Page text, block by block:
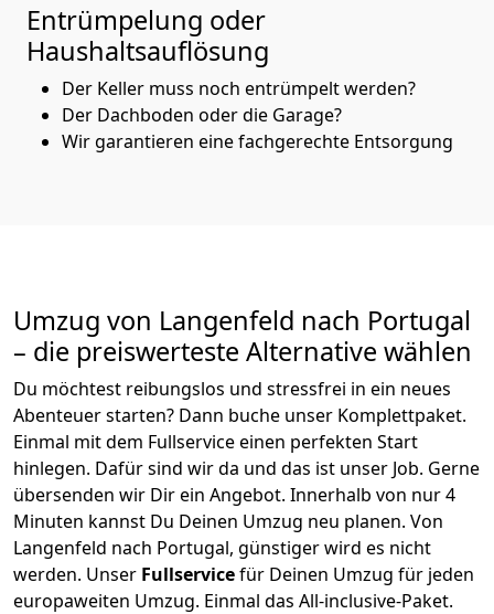
Entrümpelung oder
Haushaltsauflösung
Der Keller muss noch entrümpelt werden?
Der Dachboden oder die Garage?
Wir garantieren eine fachgerechte Entsorgung
Umzug von Langenfeld nach Portugal
– die preiswerteste Alternative wählen
Du möchtest reibungslos und stressfrei in ein neues
Abenteuer starten? Dann buche unser Komplettpaket.
Einmal mit dem Fullservice einen perfekten Start
hinlegen. Dafür sind wir da und das ist unser Job. Gerne
übersenden wir Dir ein Angebot. Innerhalb von nur4
Minuten kannst Du Deinen Umzug neu planen. Von
Langenfeld nach Portugal, günstiger wird es nicht
werden. Unser Fullservicefür Deinen Umzug für jeden
europaweiten Umzug. Einmal das All-inclusive-Paket.